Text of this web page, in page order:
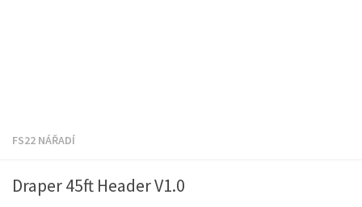
FS22 NÁŘADÍ
Draper 45ft Header V1.0